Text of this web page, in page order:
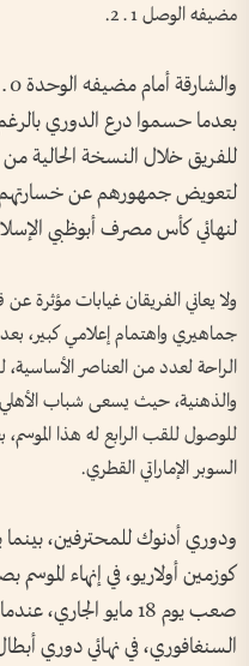
مضيفه الوصل 1 ـ 2.
بعدما حسموا درع الدوري
للفريق خلال النسخة الحالية من
لنهائي كأس مصرف أبوظبي
ولا يعاني الفريقان غيابات مؤثرة
جماهيري واهتمام إعلامي كبير،
الراحة لعدد من العناصر الأساسية،
والذهنية، حيث يسعى شباب الأهلي
للوصول للقب الرابع له هذا
السوبر الإماراتي القطري.
ودوري أدنوك للمحترفين، بينما
كوزمين أولاريو، في إنهاء
صعب يوم 18 مايو
السنغافوري، في نهائي دوري